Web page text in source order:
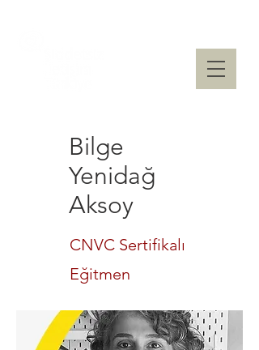
Bilge
Yenidağ
Aksoy
CNVC Sertifikalı
Eğitmen